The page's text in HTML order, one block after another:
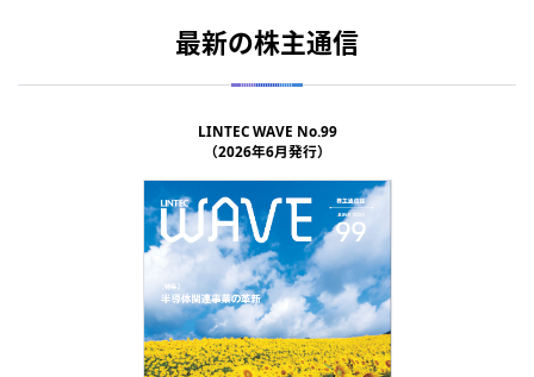
最新の株主通信
LINTEC WAVE No.99
（2026年6月発行）